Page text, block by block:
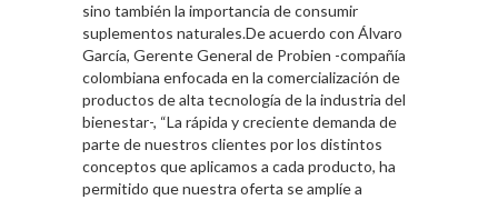
sino también la importancia de consumir
suplementos naturales.De acuerdo con Álvaro
García, Gerente General de Probien -compañía
colombiana enfocada en la comercialización de
productos de alta tecnología de la industria del
bienestar-, “La rápida y creciente demanda de
parte de nuestros clientes por los distintos
conceptos que aplicamos a cada producto, ha
permitido que nuestra oferta se amplíe a